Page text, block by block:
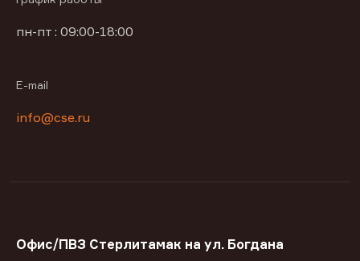
пн-пт : 09:00-18:00
E-mail
info@cse.ru
Офис/ПВЗ Стерлитамак на ул. Богдана